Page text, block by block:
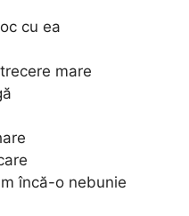
cu ea
mare
încă-o nebunie